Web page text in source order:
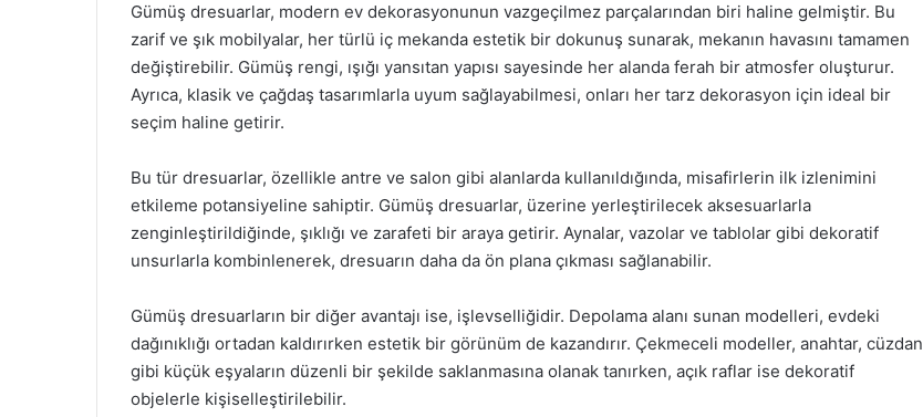
Gümüş dresuarlar, modern ev dekorasyonunun vazgeçilmez parçalarından biri haline gelmiştir. Bu
zarif ve şık mobilyalar, her türlü iç mekanda estetik bir dokunuş sunarak, mekanın havasını tamamen
değiştirebilir. Gümüş rengi, ışığı yansıtan yapısı sayesinde her alanda ferah bir atmosfer oluşturur.
Ayrıca, klasik ve çağdaş tasarımlarla uyum sağlayabilmesi, onları her tarz dekorasyon için ideal bir
seçim haline getirir.
Bu tür dresuarlar, özellikle antre ve salon gibi alanlarda kullanıldığında, misafirlerin ilk izlenimini
etkileme potansiyeline sahiptir. Gümüş dresuarlar, üzerine yerleştirilecek aksesuarlarla
zenginleştirildiğinde, şıklığı ve zarafeti bir araya getirir. Aynalar, vazolar ve tablolar gibi dekoratif
unsurlarla kombinlenerek, dresuarın daha da ön plana çıkması sağlanabilir.
Gümüş dresuarların bir diğer avantajı ise, işlevselliğidir. Depolama alanı sunan modelleri, evdeki
dağınıklığı ortadan kaldırırken estetik bir görünüm de kazandırır. Çekmeceli modeller, anahtar, cüzdan
gibi küçük eşyaların düzenli bir şekilde saklanmasına olanak tanırken, açık raflar ise dekoratif
objelerle kişiselleştirilebilir.